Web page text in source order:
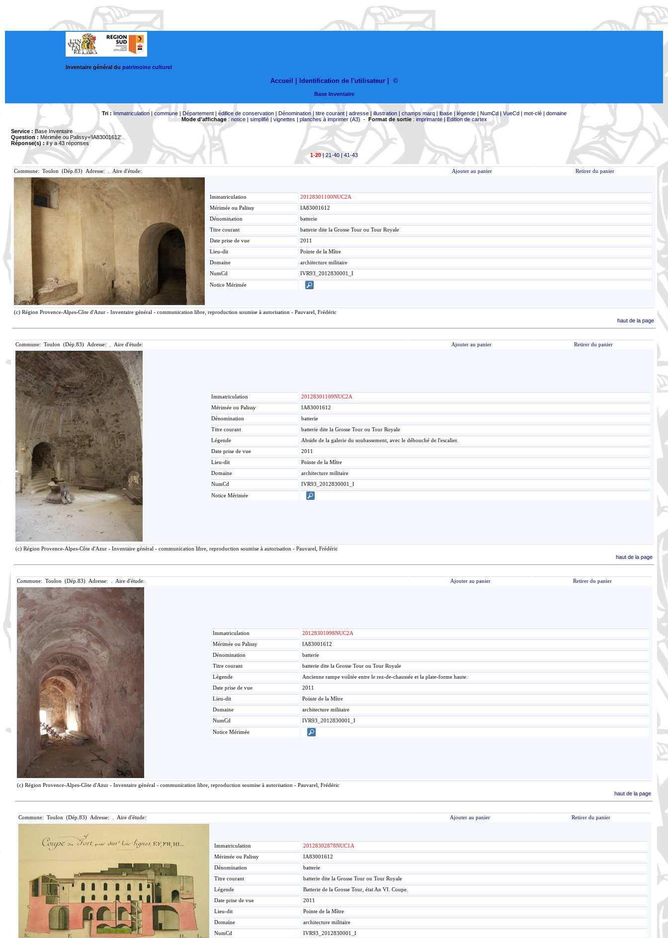
Inventaire général du patrimoine culturel
Accueil | Identification de l'utilisateur ©
Base Inventaire
Tri : Immatriculation|commune| Département| édifice de conservation| Dénomination| titre courant| adresse| illustration| champs marq| lbase| légende| NumCd|VueCd| mot-clé| domaine
Mode d'affichage: notice| simplifié| vignettes | planches à imprimer (A3) - Format de sortie: imprimante|Edition de cartex
Service : Base Inventaire
Question : Mérimée ou Palissy='IA83001612'
Réponse(s) :il y a 43 réponses
1-20|21-40| 41-43
Commune: Toulon (Dép.83) Adresse: . Aire d'étude: Ajouter au panier Retirer du panier
Immatriculation
20128301100NUC2A
Mérimée ou Palissy
IA83001612
Dénomination
batterie
Titre courant
batterie dite la Grosse Tour ou Tour Royale
Date prise de vue
2011
Lieu-dit
Pointe de la Mître
Domaine
architecture militaire
NumCd
IVR93_2012830001_I
Notice Mérimée
(c) Région Provence-Alpes-Côte d'Azur - Inventaire général - communication libre, reproduction soumise à autorisation - Pauvarel, Frédéric
haut de la page
Commune: Toulon (Dép.83) Adresse: . Aire d'étude: Ajouter au panier Retirer du panier
Immatriculation
20128301109NUC2A
Mérimée ou Palissy
IA83001612
Dénomination
batterie
Titre courant
batterie dite la Grosse Tour ou Tour Royale
Légende
Abside de la galerie du soubassement, avec le débouché de l'escalier.
Date prise de vue
2011
Lieu-dit
Pointe de la Mître
Domaine
architecture militaire
NumCd
IVR93_2012830001_I
Notice Mérimée
(c) Région Provence-Alpes-Côte d'Azur - Inventaire général - communication libre, reproduction soumise à autorisation - Pauvarel, Frédéric
haut de la page
Commune: Toulon (Dép.83) Adresse: . Aire d'étude: Ajouter au panier Retirer du panier
Immatriculation
20128301098NUC2A
Mérimée ou Palissy
IA83001612
Dénomination
batterie
Titre courant
batterie dite la Grosse Tour ou Tour Royale
Légende
Ancienne rampe voûtée entre le rez-de-chaussée et la plate-forme haute.
Date prise de vue
2011
Lieu-dit
Pointe de la Mître
Domaine
architecture militaire
NumCd
IVR93_2012830001_I
Notice Mérimée
(c) Région Provence-Alpes-Côte d'Azur - Inventaire général - communication libre, reproduction soumise à autorisation - Pauvarel, Frédéric
haut de la page
Commune: Toulon (Dép.83) Adresse: . Aire d'étude: Ajouter au panier Retirer du panier
Immatriculation
20128302878NUC1A
Mérimée ou Palissy
IA83001612
Dénomination
batterie
Titre courant
batterie dite la Grosse Tour ou Tour Royale
Légende
Batterie de la Grosse Tour, état An VI. Coupe.
Date prise de vue
2011
Lieu-dit
Pointe de la Mître
Domaine
architecture militaire
NumCd
IVR93_2012830001_I